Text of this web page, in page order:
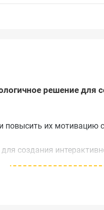
решение для
повысить их мотивацию
создания